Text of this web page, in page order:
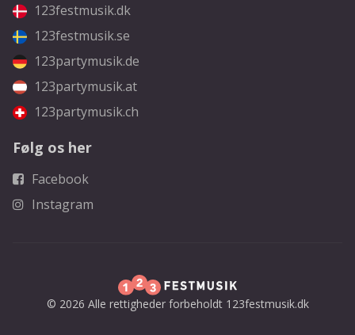
123festmusik.dk
123festmusik.se
123partymusik.de
123partymusik.at
123partymusik.ch
Følg os her
Facebook
Instagram
© 2026 Alle rettigheder forbeholdt 123festmusik.dk